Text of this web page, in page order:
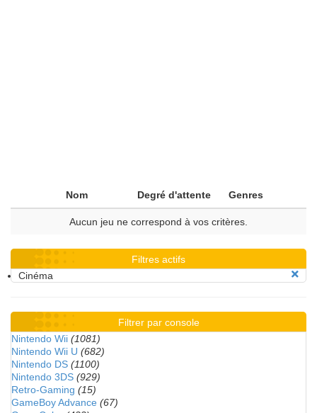
Nom Degré d'attente Genres
Aucun jeu ne correspond à vos critères.
Filtres actifs
Cinéma
Filtrer par console
Nintendo Wii (1081)
Nintendo Wii U (682)
Nintendo DS (1100)
Nintendo 3DS (929)
Retro-Gaming (15)
GameBoy Advance (67)